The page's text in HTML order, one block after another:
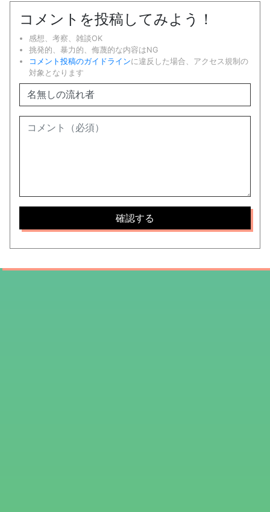
コメントを投稿してみよう！
感想、考察、雑談OK
挑発的、暴力的、侮蔑的な内容はNG
コメント投稿のガイドラインに違反した場合、アクセス規制の
対象となります